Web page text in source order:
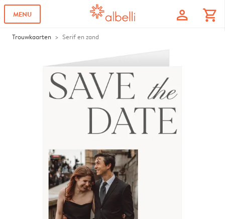
MENU profile shopping_cart
Trouwkaarten Serif en zand